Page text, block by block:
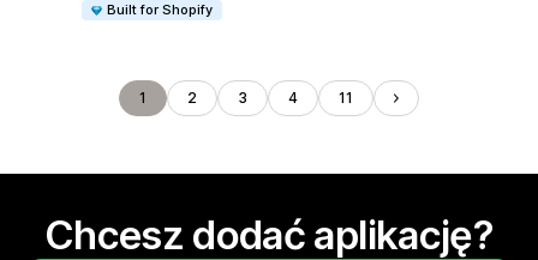
Built for Shopify
1 2 3 4 11
Chcesz dodać aplikację?